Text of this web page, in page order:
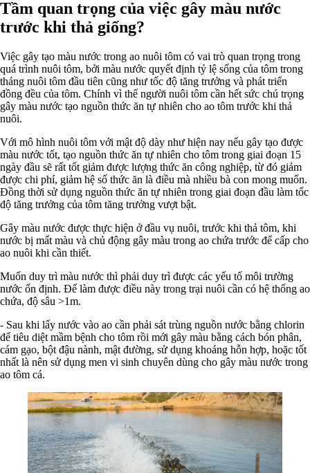
Tầm quan trọng của việc gây màu nước
trước khi thả giống?
Việc gây tạo màu nước trong ao nuôi tôm có vai trò quan trọng trong
quá trình nuôi tôm, bởi màu nước quyết định tỷ lệ sống của tôm trong
tháng nuôi tôm đầu tiên cũng như tốc độ tăng trưởng và phát triển
đồng đều của tôm. Chính vì thế người nuôi tôm cần hết sức chú trọng
gây màu nước tạo nguồn thức ăn tự nhiên cho ao tôm trước khi thả
nuôi.
Với mô hình nuôi tôm với mật độ dày như hiện nay nếu gây tạo được
màu nước tốt, tạo nguồn thức ăn tự nhiên cho tôm trong giai đoạn 15
ngày đầu sẽ rất tốt giảm được lượng thức ăn công nghiệp, từ đó giảm
được chi phí, giảm hệ số thức ăn là điều mà nhiều bà con mong muốn.
Đồng thời sử dụng nguồn thức ăn tự nhiên trong giai đoạn đầu làm tốc
độ tăng trưởng của tôm tăng trưởng vượt bật.
Gây màu nước được thực hiện ở đầu vụ nuôi, trước khi thả tôm, khi
nước bị mất màu và chủ động gây màu trong ao chứa trước để cấp cho
ao nuôi khi cần thiết.
Muốn duy trì màu nước thì phải duy trì được các yếu tố môi trường
nước ổn định. Để làm được điều này trong trại nuôi cần có hệ thống ao
chứa, độ sâu >1m.
- Sau khi lấy nước vào ao cần phải sát trùng nguồn nước bằng chlorin
để tiêu diệt mầm bệnh cho tôm rồi mới gây màu bằng cách bón phân,
cám gạo, bột đậu nành, mật đường, sử dụng khoáng hỗn hợp, hoặc tốt
nhất là nên sử dụng men vi sinh chuyên dùng cho gây màu nước trong
ao tôm cá.